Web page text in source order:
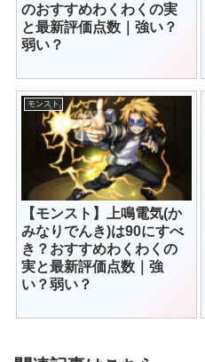
のおすすめわくわくの実
と最新評価点数｜強い？
弱い？
モンスト
【モンスト】上鳴電気(か
みなりでんき)は90にすべ
き？おすすめわくわくの
実と最新評価点数｜強
い？弱い？